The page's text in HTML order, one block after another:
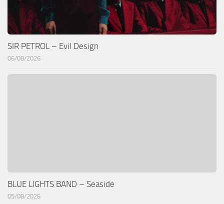
SIR PETROL – Evil Design
06/08/2026
BLUE LIGHTS BAND – Seaside
05/08/2026